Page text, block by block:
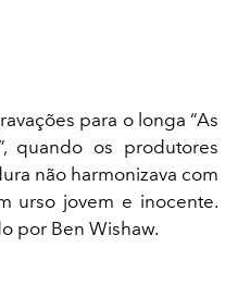
para o longa “As
quando os produtores
não harmonizava com
urso jovem e inocente.
por Ben Wishaw.